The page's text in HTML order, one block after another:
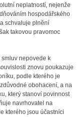
neplatností, nejenže
hospodářského
schvaluje plnění
takovou pravomoc
nepovede k
znovu poukazuje
podle kterého je
obohacení, a na
který stanoví povinnost
navrhovatel na
kterého jsou účastníci